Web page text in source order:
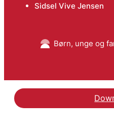
Sidsel Vive Jensen
Børn, unge og